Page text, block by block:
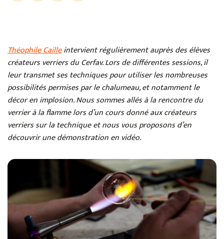
Théophile Cailleintervient régulièrement auprès des élèves
créateurs verriers du Cerfav. Lors de différentes sessions, il
leur transmet ses techniques pour utiliser les nombreuses
possibilités permises par le chalumeau, et notamment le
décor en implosion. Nous sommes allés à la rencontre du
verrier à la flamme lors d’un cours donné aux créateurs
verriers sur la technique et nous vous proposons d’en
découvrir une démonstration en vidéo.